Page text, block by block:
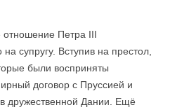
Петра III
супругу. Вступив на престол,
были восприняты
договор с Пруссией и
дружественной Дании. Ещё